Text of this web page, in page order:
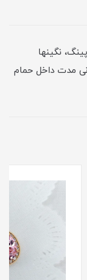
نگینها
مدت داخل حمام